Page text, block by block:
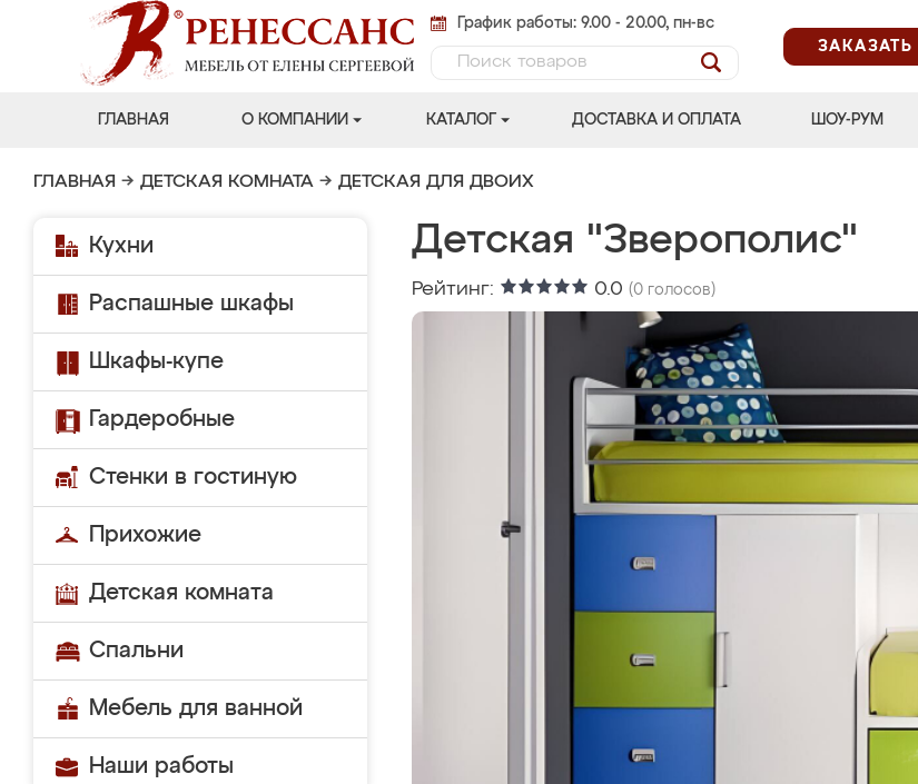
График работы: 9.00 - 20.00, пн-вс
ГЛАВНАЯ О КОМПАНИИ КАТАЛОГ ДОСТАВКА И ОПЛАТА ШОУ-РУМ
ГЛАВНАЯ → ДЕТСКАЯ КОМНАТА → ДЕТСКАЯ ДЛЯ ДВОИХ
Кухни
Распашные шкафы
Шкафы-купе
Гардеробные
Стенки в гостиную
Прихожие
Детская комната
Спальни
Мебель для ванной
Наши работы
Детская "Зверополис"
Рейтинг: 0.0 (0 голосов)